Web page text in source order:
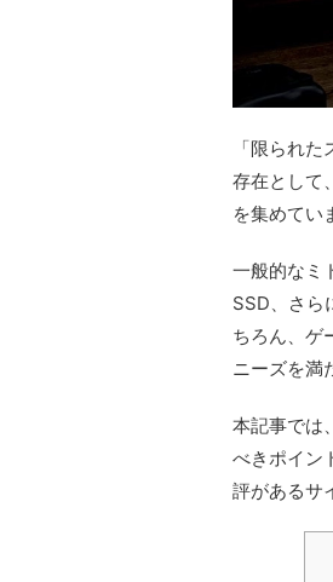
「限られ
存在として
を集めてい
一般的なミ
SSD、さら
ちろん、ゲ
ニーズを満
本記事では
べきポイン
評があるサ